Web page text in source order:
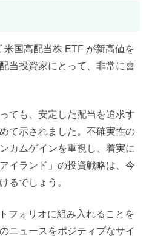
国高配当株 ETF が新高値を
当投資家にとって、非常に喜
ても、安定した配当を追求す
て示されました。不確実性の
カムゲインを重視し、着実に
イランド」の投資戦略は、今
るでしょう。
フォリオに組み入れることを
ニュースをポジティブなサイ